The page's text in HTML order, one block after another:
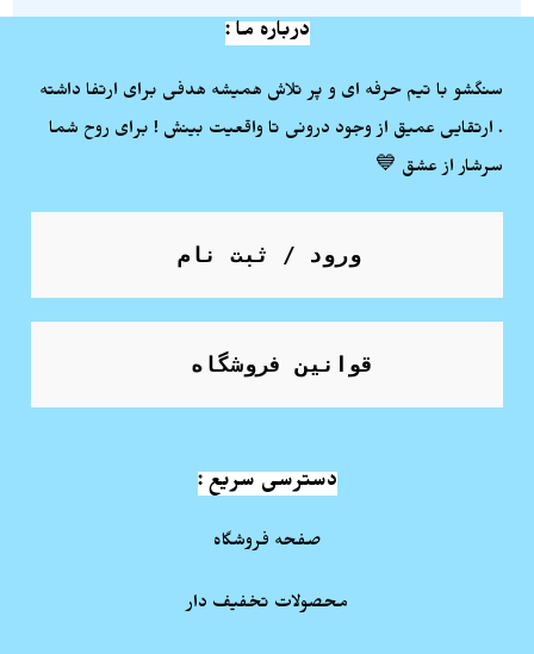
درباره ما :
سنگشو با تیم حرفه ای و پر تلاش همیشه هدفی برای ارتفا داشته
. ارتقایی عمیق از وجود درونی تا واقعیت بینش ! برای روح شما
سرشار از عشق 💙
ورود / ثبت نام
قوانین فروشگاه
دسترسی سریع :
صفحه فروشگاه
محصولات تخفیف دار